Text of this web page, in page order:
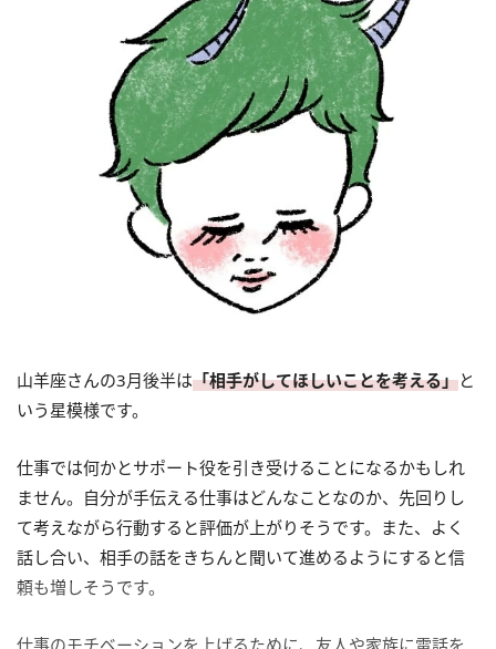
山羊座さんの3月後半は「相手がしてほしいことを考える」と
いう星模様です。
仕事では何かとサポート役を引き受けることになるかもしれ
ません。自分が手伝える仕事はどんなことなのか、先回りし
て考えながら行動すると評価が上がりそうです。また、よく
話し合い、相手の話をきちんと聞いて進めるようにすると信
頼も増しそうです。
仕事のモチベーションを上げるために、友人や家族に電話を